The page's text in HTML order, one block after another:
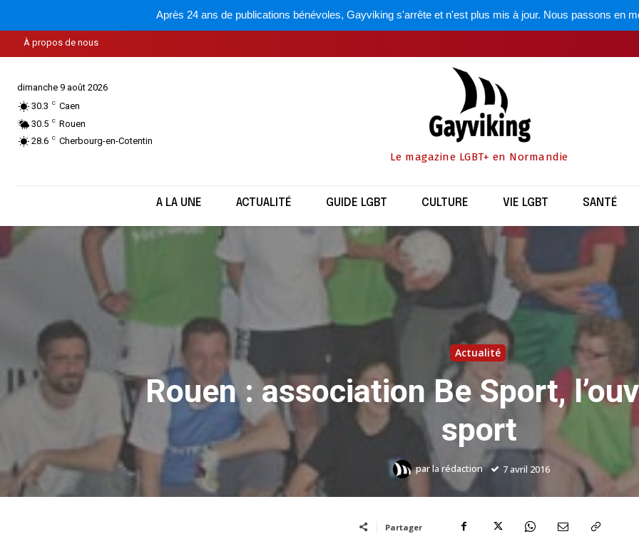
Après 24 ans de publications bénévoles, Gayviking s'arrête et n'est plus mis à jour. Nous passons en
À propos de nous
dimanche 9 août 2026
30.3
C Caen
30.5 C Rouen
28.6 C Cherbourg-en-Cotentin
Le magazine LGBT+ en Normandie
A LA UNE ACTUALITÉ GUIDE LGBT CULTURE VIE LGBT SANTÉ
Actualité
Rouen : association Be Sport,
sport
parla rédaction 7 avril 2016
Partager